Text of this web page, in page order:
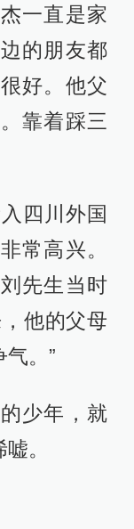
一直是家
的朋友都
好。他父
靠着踩三
四川外国
常高兴。
先生当时
他的父母
。”
少年，就
。